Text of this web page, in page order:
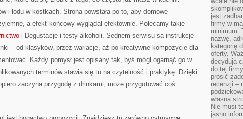
i lodu w kostkach. Strona powstała po to, aby domowe
a efekt końcowy wyglądał efektownie. Polecamy takie
i Degustacje i testy alkoholi. Sednem serwisu są instrukcje
– od klasyków, przez wariacje, aż po kreatywne kompozycje dla
Każdy pomysł jest opisany tak, byś mógł ogarnąć go w
terminów stawia się tu na czytelność i praktykę. Dzięki
zaczyna przygodę z drinkami, może przygotować coś
jest
firmy w
minimum.
nazwę,
kategorię
oferty.
decydują
do tej
prosić
recenzji –
własna
Nie musi
jasno